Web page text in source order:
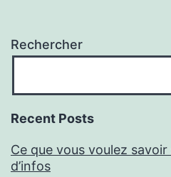
Rechercher
Recent Posts
Ce que vous voulez
d’infos